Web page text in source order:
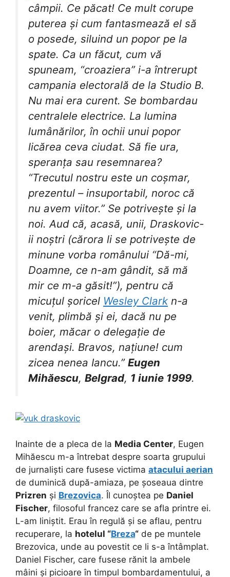
câmpii. Ce păcat! Ce mult corupe
puterea și cum fantasmează el să
o posede, siluind un popor pe la
spate. Ca un făcut, cum vă
spuneam, “croaziera” i-a întrerupt
campania electorală de la Studio B.
Nu mai era curent. Se bombardau
centralele electrice. La lumina
lumânărilor, în ochii unui popor
licărea ceva ciudat. Să fie ura,
speranța sau resemnarea?
“Trecutul nostru este un coșmar,
prezentul – insuportabil, noroc că
nu avem viitor.” Se potrivește și la
noi. Aud că, acasă, unii, Draskovic-
ii noștri (cărora li se potrivește de
minune vorba românului “Dă-mi,
Doamne, ce n-am gândit, să mă
mir ce m-a găsit!”), pentru că
micuțul șoricel Wesley Clark n-a
venit, plimbă și ei, dacă nu pe
boier, măcar o delegație de
arendași. Bravos, națiune! cum
zicea nenea Iancu.” Eugen
Mihăescu, Belgrad, 1 iunie 1999.
Inainte de a pleca de la Media Center, Eugen
Mihăescu m-a întrebat despre soarta grupului
de jurnaliști care fusese victima atacului aerian
de duminică după-amiaza, pe șoseaua dintre
Prizren și Brezovica. Îl cunoștea pe Daniel
Fischer, filosoful francez care se afla printre ei.
L-am liniștit. Erau în regulă și se aflau, pentru
recuperare, la hotelul “Breza“ de pe muntele
Brezovica, unde au povestit ce li s-a întâmplat.
Daniel Fischer, care fusese rănit la ambele
mâini și picioare în timpul bombardamentului, a